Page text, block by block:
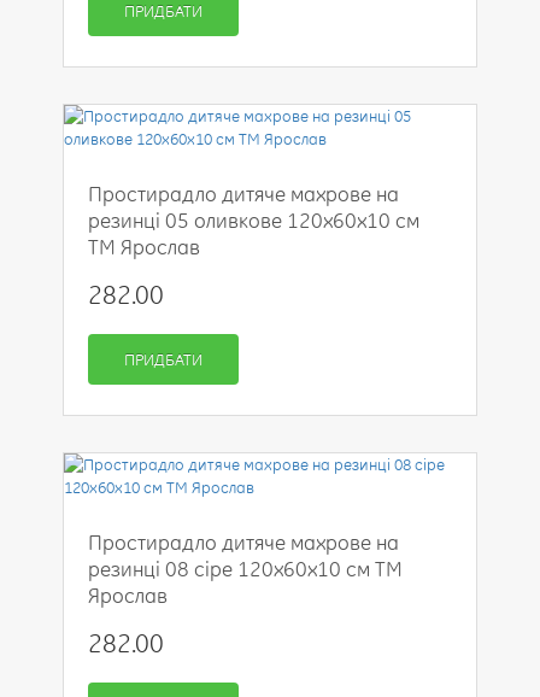
ПРИДБАТИ
Простирадло дитяче махрове на
резинці 05 оливкове 120х60х10 см
ТМ Ярослав
282.00
ПРИДБАТИ
Простирадло дитяче махрове на
резинці 08 сіре 120х60х10 см ТМ
Ярослав
282.00